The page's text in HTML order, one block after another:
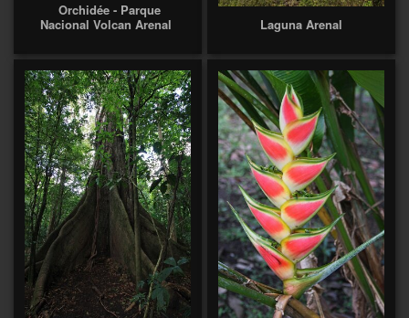
Orchidée - Parque
Nacional Volcan Arenal
Laguna Arenal